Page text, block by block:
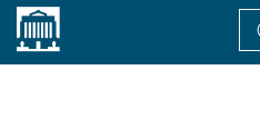
Accueil